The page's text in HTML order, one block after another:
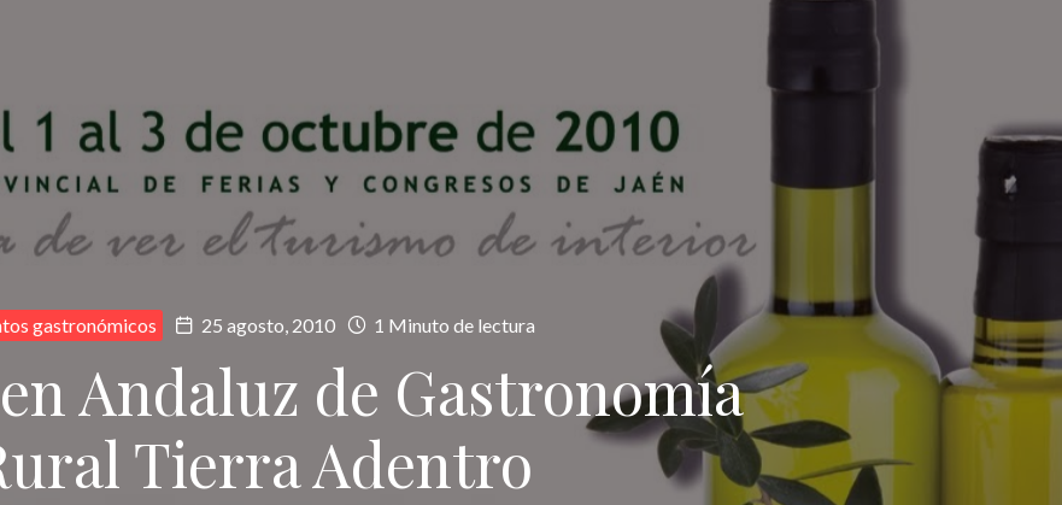
gastronómicos 25 agosto, 2010 1 Minuto de lectura
Andaluz de Gastronomía
Tierra Adentro